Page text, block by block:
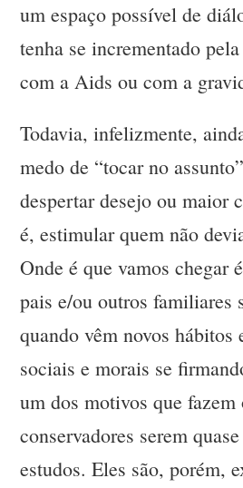
um espaço possível de
tenha se incrementado
com a Aids ou com a
Todavia, infelizmente,
medo de “tocar no
despertar desejo ou maior
é, estimular quem não
Onde é que vamos chegar
pais e/ou outros familiares
quando vêm novos hábitos
sociais e morais se
um dos motivos que fazem
conservadores serem
estudos. Eles são, porém,